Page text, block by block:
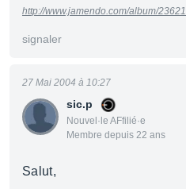
http://www.jamendo.com/album/23621
signaler
sic.p
Nouvel·le AFfilié·e
Membre depuis 22 ans
27 Mai 2004 à 10:27
Salut,